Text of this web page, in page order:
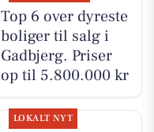
Top 6 over dyreste
boliger til salg i
Gadbjerg. Priser
op til 5.800.000 kr
LOKALT NYT